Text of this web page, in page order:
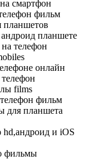
смартфон
фильм
планшетов
планшете
телефон
онлайн
films
фильм
для планшета
hd,андроид и iOS
фильмы